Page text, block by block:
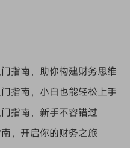
指南，助你构建财务思维
指南，小白也能轻松上手
指南，新手不容错过
，开启你的财务之旅